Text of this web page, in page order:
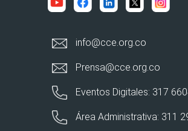
info@cce.org.co
Prensa@cce.org.co
Eventos Digitales: 317
Área Administrativa: 311